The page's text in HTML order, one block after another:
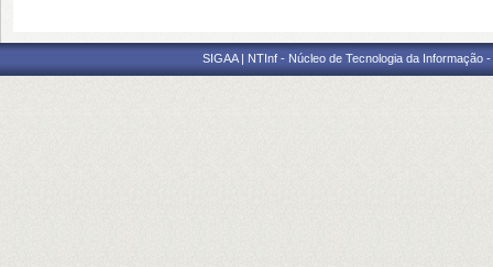
SIGAA | NTInf - Núcleo de Tecnologia da